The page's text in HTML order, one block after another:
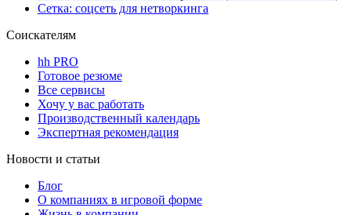
Сетка: соцсеть для нетворкинга
Соискателям
hh PRO
Готовое резюме
Все сервисы
Хочу у вас работать
Производственный календарь
Экспертная рекомендация
Новости и статьи
Блог
О компаниях в игровой форме